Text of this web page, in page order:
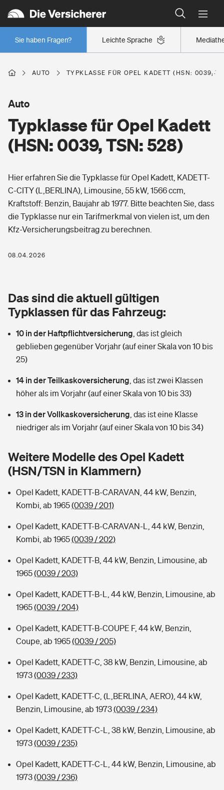
Leichte Sprache
Sie haben Fragen?
Wer versichert was: Jetzt Versicherer finden
Regionalklassen: So ist Ihre Region eingestuft
Wer versichert was: Jetzt Versicherer finden
Berufsunfähigkeitsversicherung
Erwerbsunfähigkeitsversicherung
Grundfähigkeitsversicherung
Arbeitsrechtsschutz
Berufshaftpflichtversicherung
Zur Übersicht
Tools
Wer versichert was: Jetzt Versicherer finden
Sie haben Fragen?
Wohnen
Elementarversicherung
Glasversicherung
Mietkautionsversicherung
Restkreditversicherung
Hochwasser-Check: Wie gefährdet ist Ihr Haus?
Wer versichert was: Jetzt Versicherer finden
Sie haben Fragen?
Freizeit
Pri­vate Haft­pflicht­
Kinderunfall­ver­si­che­rung
Kinderinvalidität
Hundehalter-Haftpflicht
Private Cyberversicherung
Musikinstrumentenversicherung
Zur Übersicht
Tools
Kinderunfall-Check: Mehr Sicherheit für deine Kids
Sie haben Fragen?
Gesundheit
Private Krankenversicherung
Dread-Disease-Versicherung
Tierkrankenversicherung
Zur Übersicht
Tools
Wer versichert was: Jetzt Versicherer finden
Sie haben Fragen?
Rentenrechner: Wie viel Geld bekomme ich im Alter?
AUTO TYPKLASSE FÜR OPEL KADETT (HSN: 0039,
Typklasse für Opel Kadett
(HSN: 0039, TSN: 528)
Auto
Hier erfahren Sie die Typklasse für Opel Kadett, KADETT-
C-CITY (L,BERLINA), Limousine, 55 kW, 1566 ccm,
Kraftstoff: Benzin, Baujahr ab 1977. Bitte beachten Sie, dass
die Typklasse nur ein Tarifmerkmal von vielen ist, um den
Kfz-Versicherungsbeitrag zu berechnen.
08.04.2026
Das sind die aktuell gültigen
Typklassen für das Fahrzeug:
10 in der Haftpflichtversicherung das ist gleich
geblieben gegenüber Vorjahr (auf einer Skala von 10 bis
25)
14 in der Teilkaskoversicherung das ist zwei Klassen
höher als im Vorjahr (auf einer Skala von 10 bis 33)
13 in der Vollkaskoversicherung das ist eine Klasse
niedriger als im Vorjahr (auf einer Skala von 10 bis 34)
Weitere Modelle des Opel Kadett
(HSN/TSN in Klammern)
Opel Kadett, KADETT-B-CARAVAN, 44 kW, Benzin,
Kombi, ab 1965(0039 / 201)
Opel Kadett, KADETT-B-CARAVAN-L, 44 kW, Benzin,
Kombi, ab 1965(0039 / 202)
Opel Kadett, KADETT-B, 44 kW, Benzin, Limousine, ab
1965(0039 / 203)
Opel Kadett, KADETT-B-L, 44 kW, Benzin, Limousine, ab
1965(0039 / 204)
Opel Kadett, KADETT-B-COUPE F, 44 kW, Benzin,
Coupe, ab 1965(0039 / 205)
Opel Kadett, KADETT-C, 38 kW, Benzin, Limousine, ab
1973(0039 / 233)
Opel Kadett, KADETT-C, (L,BERLINA, AERO), 44 kW,
Benzin, Limousine, ab 1973(0039 / 234)
Opel Kadett, KADETT-C-L, 38 kW, Benzin, Limousine, ab
1973(0039 / 235)
Opel Kadett, KADETT-C-L, 44 kW, Benzin, Limousine, ab
1973(0039 / 236)